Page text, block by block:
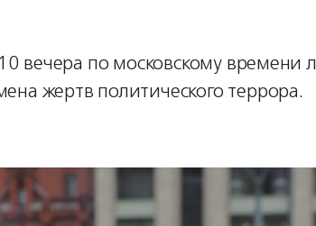
вечера по московскому времени
жертв политического террора.